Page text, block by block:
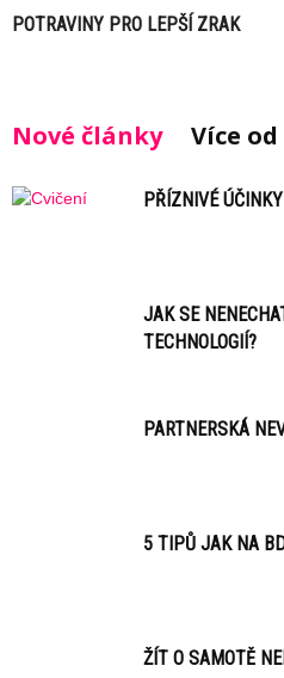
POTRAVINY PRO LEPŠÍ ZRAK
Nové články Více
PŘÍZNIVÉ
JAK SE
TECHNOLOGIÍ?
PARTNERSKÁ
5 TIPŮ JAK NA
ŽÍT O SAMOTĚ